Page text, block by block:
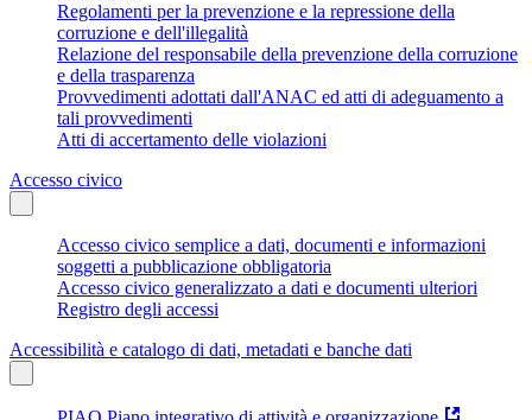
Regolamenti per la prevenzione e la repressione della
corruzione e dell'illegalità
Relazione del responsabile della prevenzione della corruzione
e della trasparenza
Provvedimenti adottati dall'ANAC ed atti di adeguamento a
tali provvedimenti
Atti di accertamento delle violazioni
Accesso civico
Accesso civico semplice a dati, documenti e informazioni
soggetti a pubblicazione obbligatoria
Accesso civico generalizzato a dati e documenti ulteriori
Registro degli accessi
Accessibilità e catalogo di dati, metadati e banche dati